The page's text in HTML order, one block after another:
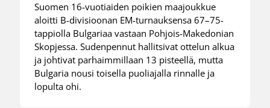
Suomen 16-vuotiaiden poikien maajoukkue
aloitti B-divisioonan EM-turnauksensa 67–75-
tappiolla Bulgariaa vastaan Pohjois-Makedonian
Skopjessa. Sudenpennut hallitsivat ottelun alkua
ja johtivat parhaimmillaan 13 pisteellä, mutta
Bulgaria nousi toisella puoliajalla rinnalle ja
lopulta ohi.